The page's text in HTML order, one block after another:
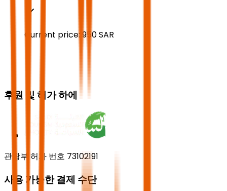
Current price: 950SAR
후원 및 허가 하에
관광부 허가 번호 73102191
사용 가능한 결제 수단